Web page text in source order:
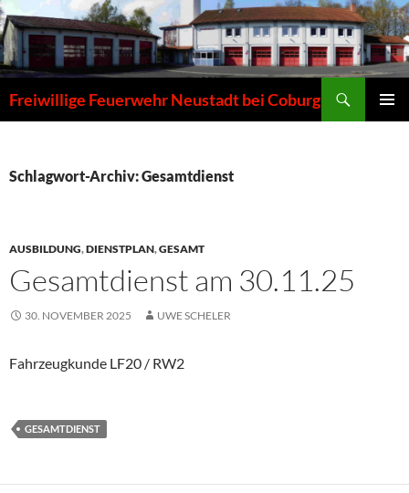
Zum
Inhalt
springen
Freiwillige Feuerwehr Neustadt bei Coburg
Schlagwort-Archiv: Gesamtdienst
AUSBILDUNG,DIENSTPLAN,GESAMT
Gesamtdienst am 30.11.25
30. NOVEMBER 2025 UWE SCHELER
Fahrzeugkunde LF20 / RW2
GESAMTDIENST